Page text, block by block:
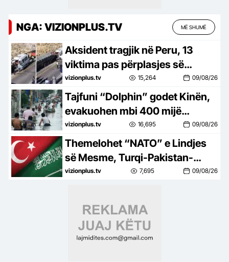
NGA: VIZIONPLUS.TV MË SHUMË
Aksident tragjik në Peru, 13
viktima pas përplasjes së
furgonit me një kamion, mes
viktimave ka edhe fëmijë
vizionplus.tv 15,264 09/08/26
Tajfuni “Dolphin” godet Kinën,
evakuohen mbi 400 mijë
persona, anulohen 1,300
fluturime
vizionplus.tv 16,695 09/08/26
Themelohet “NATO” e Lindjes
së Mesme, Turqi-Pakistan-
Arabia Saudite, marrëveshje për
vizionplus.tv 7,695 09/08/26